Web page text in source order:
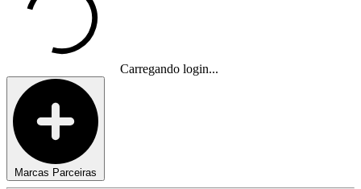
Carregando login...
Marcas Parceiras